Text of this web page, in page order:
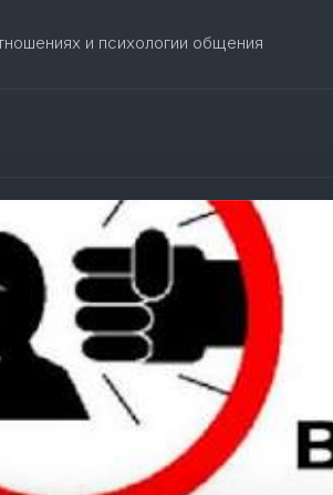
и психологии общения